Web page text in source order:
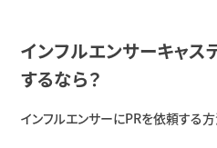
インフルエンサーキャス
するなら？
インフルエンサーにPRを依頼する